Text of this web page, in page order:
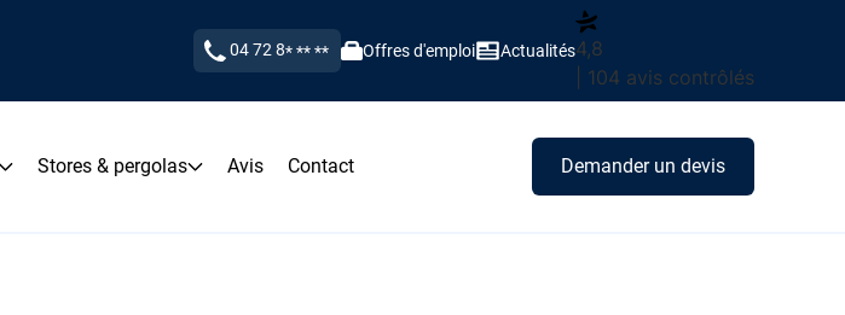
04 72 8* ** ** Offres d'emploi Actualités4,8
| 104 avis contrôlés
Stores & pergolas Avis Contact Demander un devis